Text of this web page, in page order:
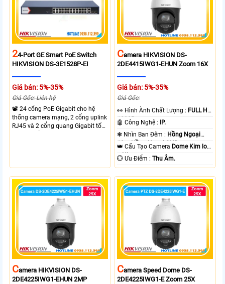
24-Port GE Smart PoE Switch
HIKVISION DS-3E1528P-EI
Giá bán: 5%-35%
Giá Gốc: Liên hệ
📽 24 cổng PoE Gigabit cho hệ
thống camera mạng, 2 cổng uplink
RJ45 và 2 cổng quang Gigabit tốc
CAmera HIKVISION DS-
2DE4415IWG1-EHUN Zoom 16X
Giá bán: 5%-35%
Giá Gốc:
️👀 Hình Ành Chất Lượng : FULL HD
1080P .
🤖️ Công Nghệ :
IP.
❃ Nhìn Ban Đêm : Hồng Ngoại
10m Hồng Ngoại SMD.
👑 Cấu Tạo Camera Dome Kim loại
+ Nhựa.
️💮 Ưu Điểm :Thu Âm.
CAmera HIKVISION DS-
2DE4225IWG1-EHUN 2MP
CAmera Speed Dome DS-
2DE4225IWG1-E Zoom 25X